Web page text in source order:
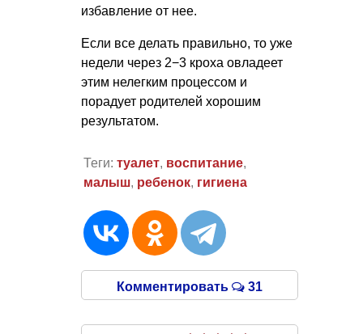
избавление от нее.
Если все делать правильно, то уже
недели через 2−3 кроха овладеет
этим нелегким процессом и
порадует родителей хорошим
результатом.
Теги: туалет, воспитание,
малыш, ребенок, гигиена
Комментировать 31